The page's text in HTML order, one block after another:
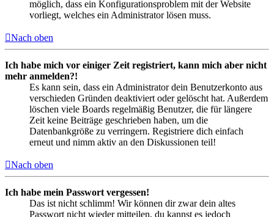
möglich, dass ein Konfigurationsproblem mit der Website
vorliegt, welches ein Administrator lösen muss.
Nach oben
Ich habe mich vor einiger Zeit registriert, kann mich aber nicht
mehr anmelden?!
Es kann sein, dass ein Administrator dein Benutzerkonto aus
verschieden Gründen deaktiviert oder gelöscht hat. Außerdem
löschen viele Boards regelmäßig Benutzer, die für längere
Zeit keine Beiträge geschrieben haben, um die
Datenbankgröße zu verringern. Registriere dich einfach
erneut und nimm aktiv an den Diskussionen teil!
Nach oben
Ich habe mein Passwort vergessen!
Das ist nicht schlimm! Wir können dir zwar dein altes
Passwort nicht wieder mitteilen, du kannst es jedoch